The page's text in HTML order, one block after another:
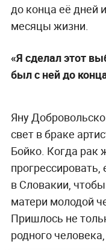
до конца её дней
месяцы жизни.
«Я сделал этот
был с ней до
Яну
свет в браке
Бойко. Когда рак
в Словакии,
матери молодой
Пришлось не
родного